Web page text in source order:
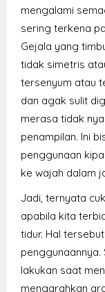
mengalami
sering terkena
Gejala yang
tidak simetris
tersenyum atau
dan agak sulit
merasa tidak
penampilan. Ini
penggunaan
ke wajah dalam
Jadi, ternyata
apabila kita
tidur. Hal
penggunaannya.
lakukan saat
mengarahkan